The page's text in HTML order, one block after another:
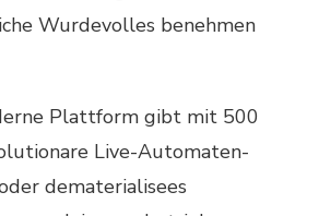
Wurdevolles benehmen
Plattform gibt mit 500
Live-Automaten-
dematerialisees